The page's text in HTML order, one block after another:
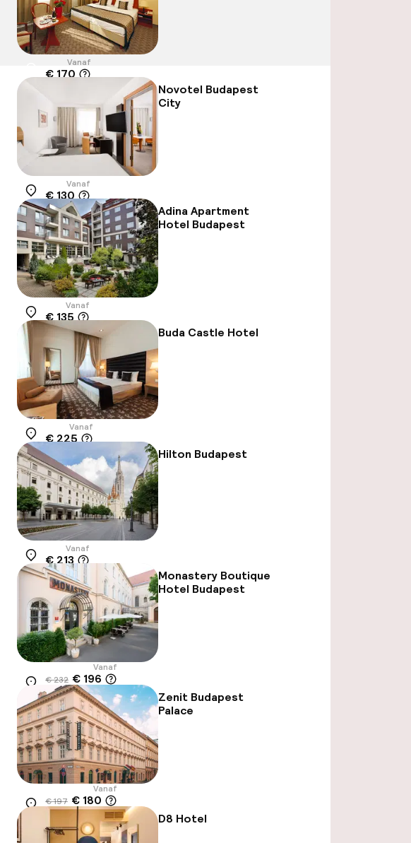
Locatie
Vanaf
€ 170
Novotel Budapest
City
Locatie
Vanaf
€ 130
Adina Apartment
Hotel Budapest
Locatie
Vanaf
€ 135
Buda Castle Hotel
Locatie
Vanaf
€ 225
Hilton Budapest
Locatie
Vanaf
€ 213
Monastery Boutique
Hotel Budapest
Locatie
Vanaf
€ 232 € 196
-16%
Zenit Budapest
Palace
Locatie
Vanaf
€ 197 € 180
-9% D8 Hotel